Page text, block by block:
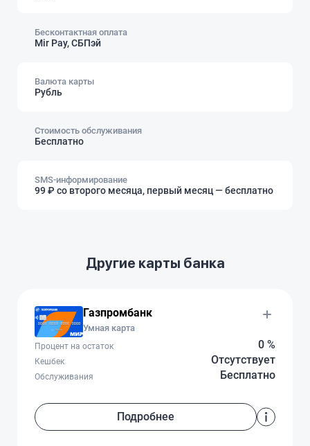
Бесконтактная оплата
Mir Pay, СБПэй
Валюта карты
Рубль
Стоимость обслуживания
Бесплатно
SMS-информирование
99 ₽ со второго месяца, первый месяц — бесплатно
Другие карты банка
Газпромбанк
Умная карта
0 %
Процент на остаток
Отсутствует
Кешбек
Бесплатно
Обслуживания
Подробнее